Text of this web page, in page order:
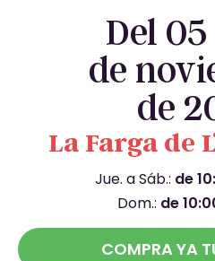
Del
de
de
La Farga de
Jue. a Sáb.: de
Dom.: de
COMPRA YA